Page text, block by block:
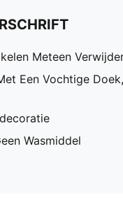
Meteen
Een Vochtige
Wasmiddel